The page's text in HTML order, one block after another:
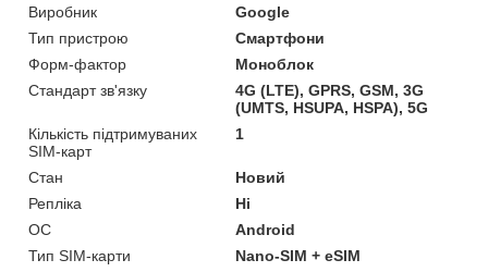
Виробник
Google
Тип пристрою
Смартфони
Форм-фактор
Моноблок
Стандарт зв'язку
4G (LTE), GPRS, GSM, 3G
(UMTS, HSUPA, HSPA), 5G
Кількість підтримуваних
SIM-карт
1
Стан
Новий
Репліка
Ні
ОС
Android
Тип SIM-карти
Nano-SIM + eSIM